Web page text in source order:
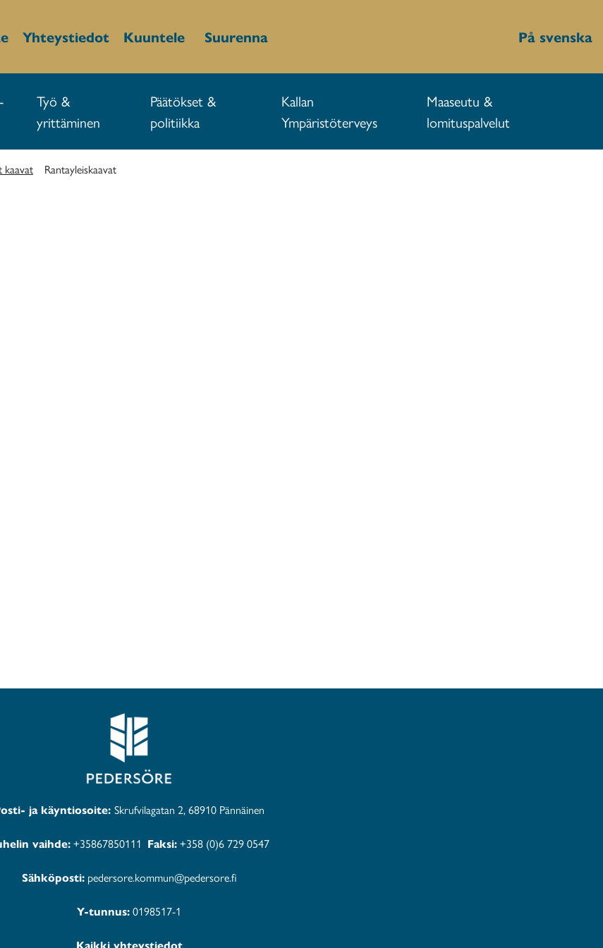
Yhteystiedot Kuuntele Suurenna På svenska
Työ &
yrittäminen
Päätökset &
politiikka
Kallan
Ympäristöterveys
Maaseutu &
lomituspalvelut
kaavat Rantayleiskaavat
ja käyntiosoite: Skrufvilagatan 2, 68910 Pännäinen
vaihde:+35867850111 Faksi:+358 (0)6 729 0547
Sähköposti: pedersore.kommun@pedersore.fi
Y-tunnus:0198517-1